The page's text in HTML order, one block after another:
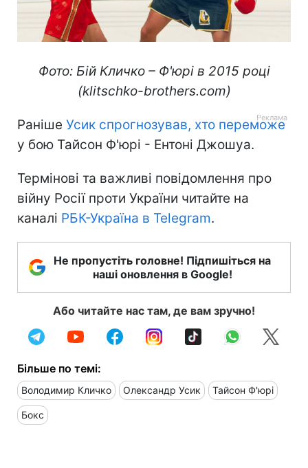
Фото: Бій Кличко – Ф'юрі в 2015 році
(klitschko-brothers.com)
Раніше Усик спрогнозував, хто переможе
у бою Тайсон Ф'юрі - Ентоні Джошуа.
Термінові та важливі повідомлення про
війну Росії проти України читайте на
каналі РБК-Україна в Telegram.
Не пропустіть головне! Підпишіться на
наші оновлення в Google!
Або читайте нас там, де вам зручно!
Більше по темі:
Володимир Кличко Олександр Усик Тайсон Ф'юрі
Бокс